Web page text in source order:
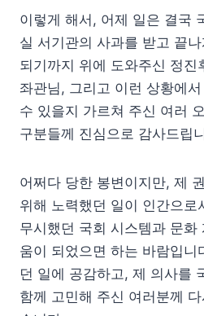
이렇게 해서, 어제 일은 결국
실 서기관의 사과를 받고 끝
되기까지 위에 도와주신 정진
좌관님, 그리고 이런 상황에
수 있을지 가르쳐 주신 여러
구분들께 진심으로 감사드립
어쩌다 당한 봉변이지만, 제
위해 노력했던 일이 인간으로
무시했던 국회 시스템과 문화
움이 되었으면 하는 바람입니
던 일에 공감하고, 제 의사를
함께 고민해 주신 여러분께